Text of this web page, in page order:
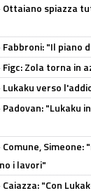
Ottaiano spiazza
Fabbroni: "Il piano
Figc: Zola torna in
Lukaku verso
Padovan: "Lukaku
Comune,
i lavori"
Caiazza: "Con